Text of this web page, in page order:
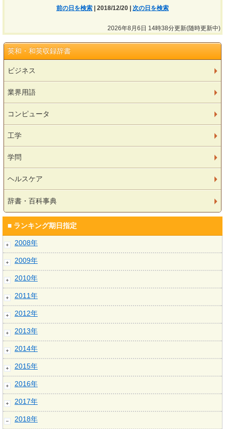
前の日を検索 | 2018/12/20 | 次の日を検索
2026年8月6日 14時38分更新(随時更新中)
英和・和英収録辞書
ビジネス
業界用語
コンピュータ
工学
学問
ヘルスケア
辞書・百科事典
■ ランキング期日指定
2008年
2009年
2010年
2011年
2012年
2013年
2014年
2015年
2016年
2017年
2018年